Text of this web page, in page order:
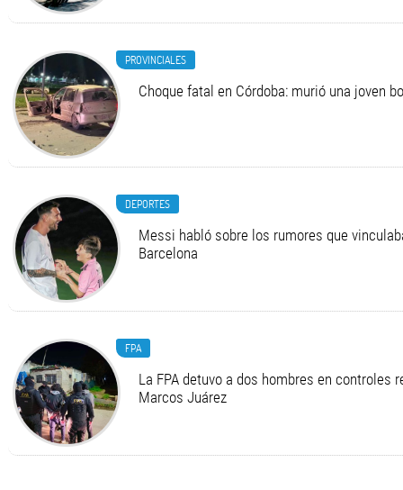
PROVINCIALES
Choque fatal en Córdoba: murió una joven
DEPORTES
Messi habló sobre los rumores que
Barcelona
FPA
La FPA detuvo a dos hombres en controles
Marcos Juárez